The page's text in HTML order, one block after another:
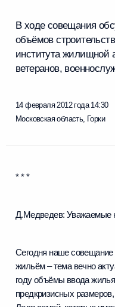
В ходе совещания
объёмов
института жилищной
ветеранов,
14 февраля 2012 года 14:30
Московская область, Горки
* * *
Д.Медведев: Уважаемые
Сегодня наше
жильём – тема вечно
году объёмы ввода
предкризисных